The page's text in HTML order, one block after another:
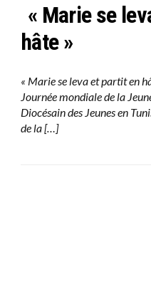
« Marie se
hâte »
« Marie se leva et partit en
Journée mondiale de la
Diocésain des Jeunes en
de la […]